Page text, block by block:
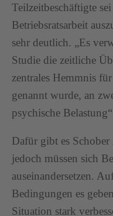
Teilzeitbeschäftigte
Betriebsratsarbeit
sehr deutlich. „Es
Studie die zeitliche
zentrales Hemmnis
genannt wurde, an
psychische
Dafür gibt es
jedoch müssen sich
auseinandersetzen.
Bedingungen es
Situation stark